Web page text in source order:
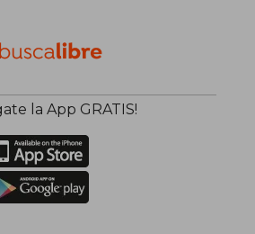
la App GRATIS!